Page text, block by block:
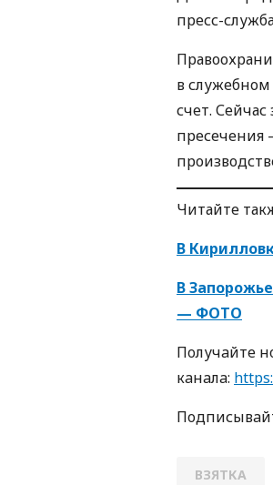
пресс-
в
счет.
пресечения
Читайте
В
В
— ФОТО
Пoлучaйте
кaнaлa:
ВЗЯТКА